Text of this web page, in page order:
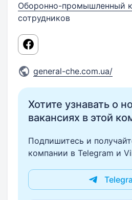
Оборонно-промышленный
сотрудников
general-che.com.ua/
Хотите узнавать о
вакансиях в этой
Подпишитесь и
компании в Telegram и